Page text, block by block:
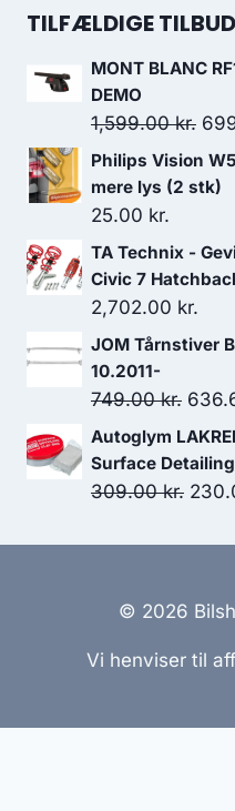
pris
69.95
TILFÆLDIGE TILBUD
MONT BLANC
DEMO
1,599.00kr. Den
pris
Philips Vision
mere lys (2 stk)
25.00 kr.
TA Technix -
Civic 7
2,702.00 kr.
JOM Tårnstiver
10.2011-
749.00kr. Den
pris
var:
Autoglym
Surface
309.00kr. Den
pris
© 2026
Vi henviser til